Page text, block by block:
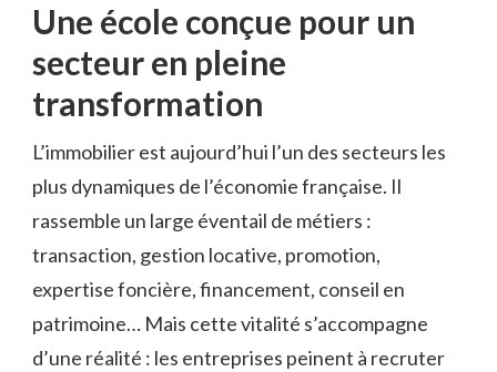
Une école conçue pour un
secteur en pleine
transformation
L’immobilier est aujourd’hui l’un des secteurs les
plus dynamiques de l’économie française. Il
rassemble un large éventail de métiers :
transaction, gestion locative, promotion,
expertise foncière, financement, conseil en
patrimoine… Mais cette vitalité s’accompagne
d’une réalité : les entreprises peinent à recruter